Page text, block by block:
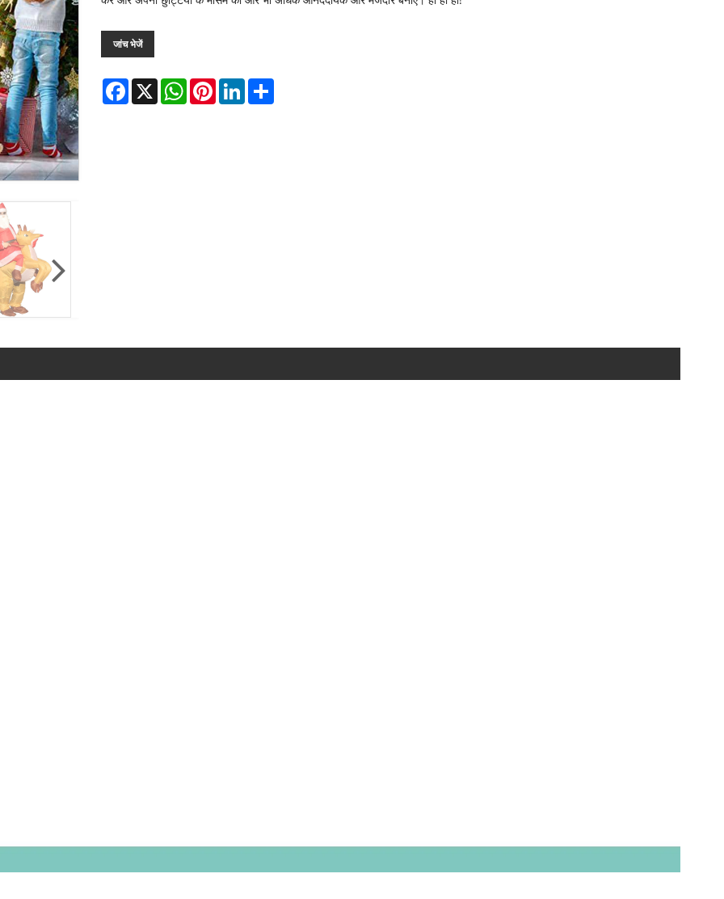
जांच भेजें
Facebook
X WhatsApp
PinterestLinkedIn